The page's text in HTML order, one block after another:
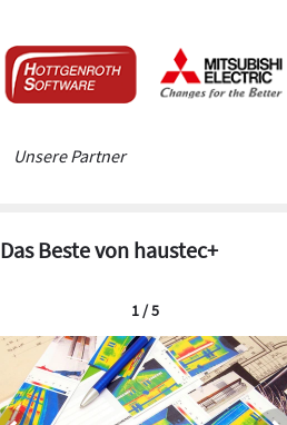
Unsere Partner
Das Beste von haustec+
1 / 5